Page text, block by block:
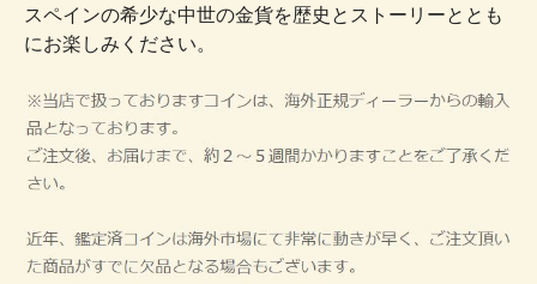
スペインの希少な中世の金貨を歴史とストーリーととも
にお楽しみください。